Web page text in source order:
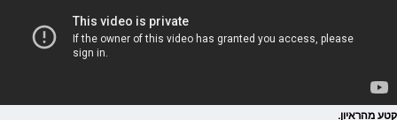
קטע מהראיון.